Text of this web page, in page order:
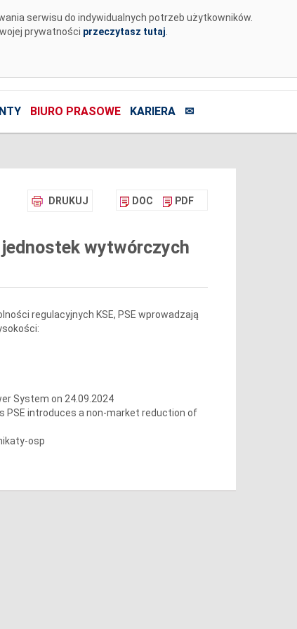
serwisu do indywidualnych potrzeb użytkowników.
prywatności przeczytasz tutaj
BIURO PRASOWE KARIERA ✉
DRUKUJ DOC PDF
wytwórczych
regulacyjnych KSE, PSE wprowadzają
System on 24.09.2024
PSE introduces a non-market reduction of
osp